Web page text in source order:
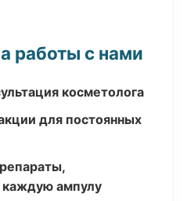
работы с нами
косметолога
для постоянных
ампулу